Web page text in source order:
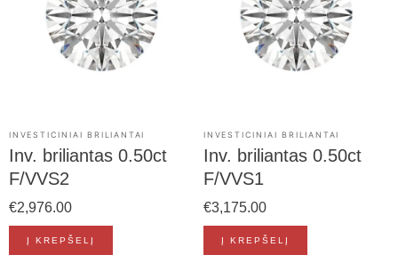
INVESTICINIAI BRILIANTAI
Inv. briliantas 0.50ct
F/VVS2
€2,976.00
Į KREPŠELĮ
INVESTICINIAI BRILIANTAI
Inv. briliantas 0.50ct
F/VVS1
€3,175.00
Į KREPŠELĮ